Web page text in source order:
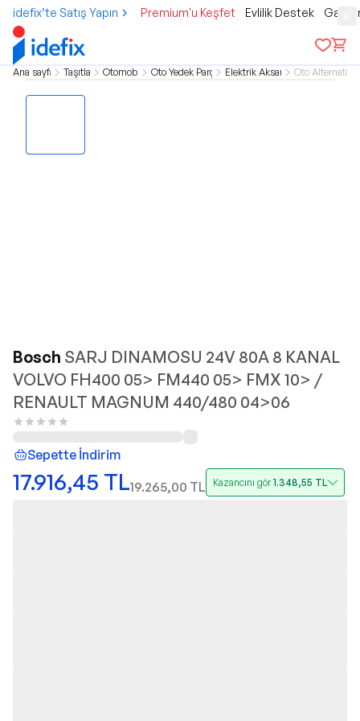
idefix’te Satış Yapın Premium'u Keşfet Evlilik Destek
Ana sayfa Taşıtlar Otomobil Oto Yedek Parça Elektrik Aksam Oto Alternatör
Bosch SARJ DINAMOSU 24V 80A 8 KANAL
VOLVO FH400 05> FM440 05> FMX 10> /
RENAULT MAGNUM 440/480 04>06
Sepette İndirim
17.916,45 TL19.265,00 TL Kazancını gör1.348,55 TL